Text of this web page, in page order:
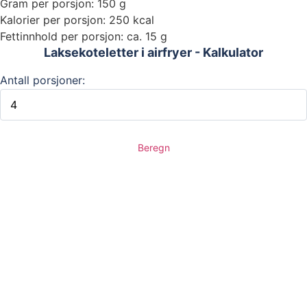
Gram per porsjon: 150 g
Kalorier per porsjon: 250 kcal
Fettinnhold per porsjon: ca. 15 g
Laksekoteletter i airfryer - Kalkulator
Antall porsjoner:
Beregn